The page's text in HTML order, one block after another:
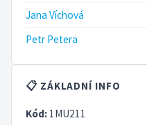
Jana Víchová
Petr Petera
📋 ZÁKLADNÍ INFO
Kód: 1MU211